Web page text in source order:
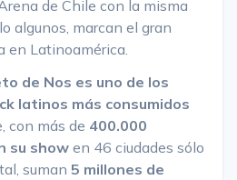
de Chile con la misma
algunos, marcan el gran
en Latinoamérica.
de Nos es uno de los
latinos más consumidos
con más de 400.000
su show en 46 ciudades sólo
suman 5 millones de